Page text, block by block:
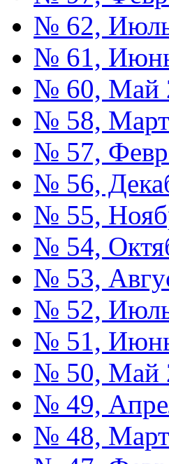
№ 62,
№ 61,
№ 60, Май
№ 58,
№ 57,
№ 56,
№ 55,
№ 54,
№ 53,
№ 52,
№ 51,
№ 50, Май
№ 49,
№ 48,